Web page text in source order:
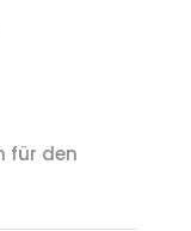
für den